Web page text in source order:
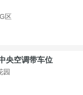
区
央空调带车位
园